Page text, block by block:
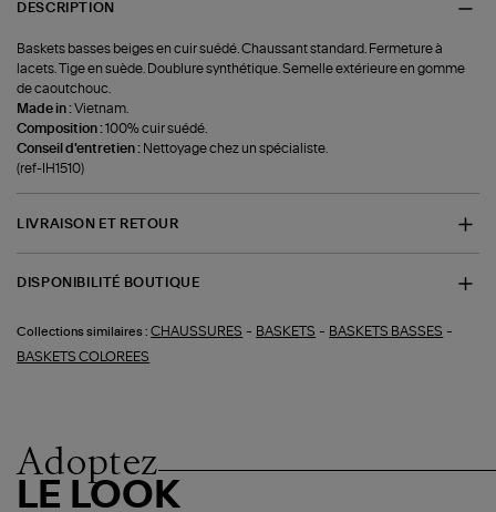
DESCRIPTION
Baskets basses beiges en cuir suédé. Chaussant standard. Fermeture à
lacets. Tige en suède. Doublure synthétique. Semelle extérieure en gomme
de caoutchouc.
Made in :Vietnam.
Composition :100% cuir suédé.
Conseil d'entretien : Nettoyage chez un spécialiste.
(ref-IH1510)
LIVRAISON ET RETOUR
DISPONIBILITÉ BOUTIQUE
Collections similaires : CHAUSSURES - BASKETS - BASKETS BASSES -
BASKETS COLOREES
Adoptez
LE LOOK